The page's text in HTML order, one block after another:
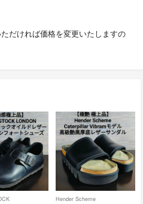
だければ価格を変更いたしますの
Hender Scheme